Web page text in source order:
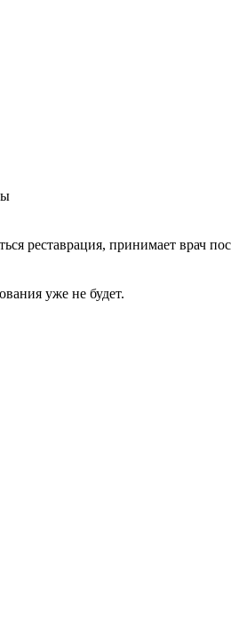
реставрация, принимает врач
уже не будет.